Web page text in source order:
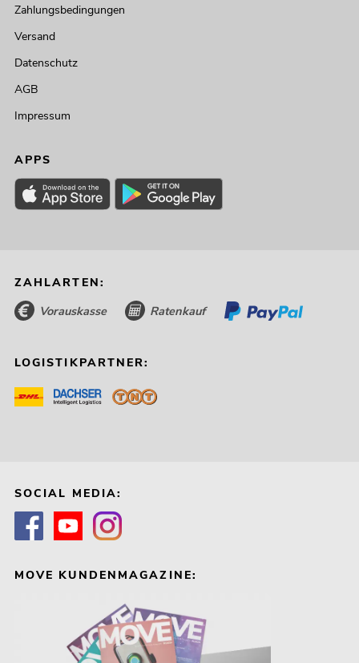
Zahlungsbedingungen
Versand
Datenschutz
AGB
Impressum
APPS
ZAHLARTEN:
Vorauskasse Ratenkauf
LOGISTIKPARTNER:
SOCIAL MEDIA:
MOVE KUNDENMAGAZINE: